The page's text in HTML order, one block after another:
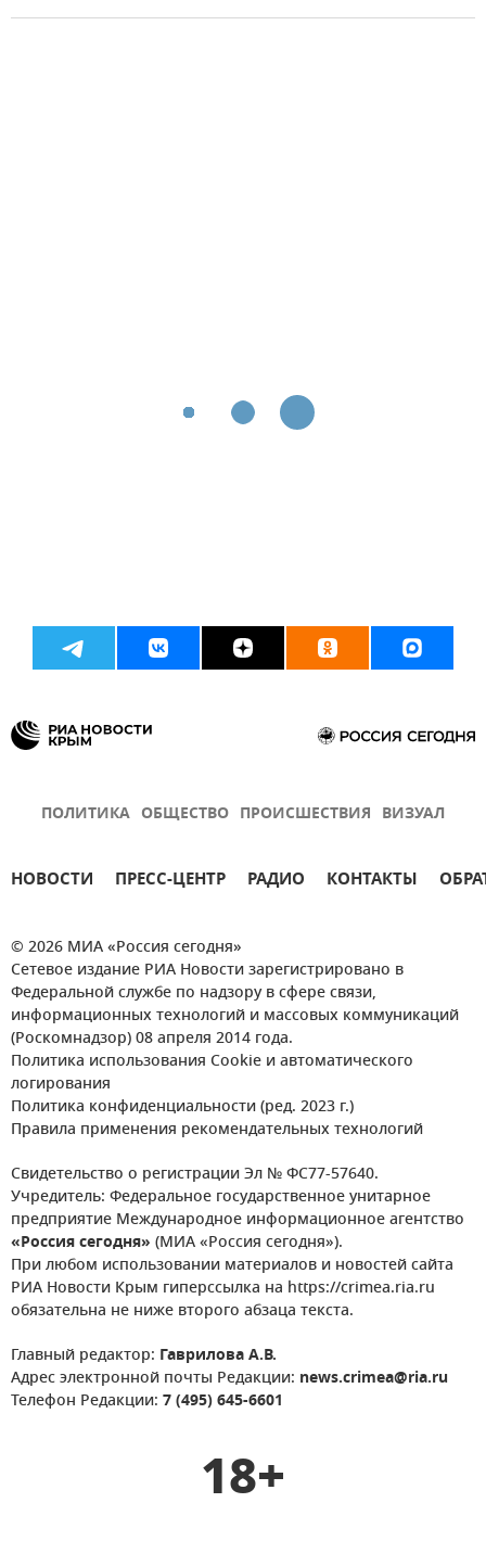
ПОЛИТИКА ОБЩЕСТВО ПРОИСШЕСТВИЯ ВИЗУАЛ
НОВОСТИ ПРЕСС-ЦЕНТР РАДИО КОНТАКТЫ
© 2026 МИА «Россия сегодня»
Сетевое издание РИА Новости зарегистрировано в
Федеральной службе по надзору в сфере связи,
информационных технологий и массовых коммуникаций
(Роскомнадзор) 08 апреля 2014 года.
Политика использования Cookie и автоматического
логирования
Политика конфиденциальности (ред. 2023 г.)
Правила применения рекомендательных технологий
Свидетельство о регистрации Эл № ФС77-57640.
Учредитель: Федеральное государственное унитарное
предприятие Международное информационное агентство
«Россия сегодня» (МИА «Россия сегодня»).
При любом использовании материалов и новостей сайта
РИА Новости Крым гиперссылка на https://crimea.ria.ru
обязательна не ниже второго абзаца текста.
Главный редактор: Гаврилова А.В.
Адрес электронной почты Редакции: news.crimea@ria.ru
Телефон Редакции: 7 (495) 645-6601
18+